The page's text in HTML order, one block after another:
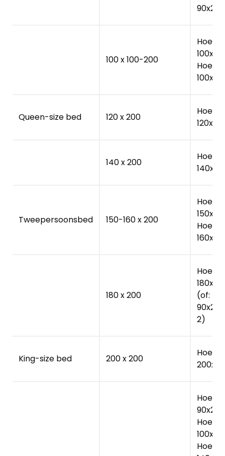
90x200
100 x 100-200
Queen-size bed 120 x 200
140 x 200
Tweepersoonsbed 150-160 x 200
180 x 200
(of:
2)
King-size bed 200 x 200
90x220